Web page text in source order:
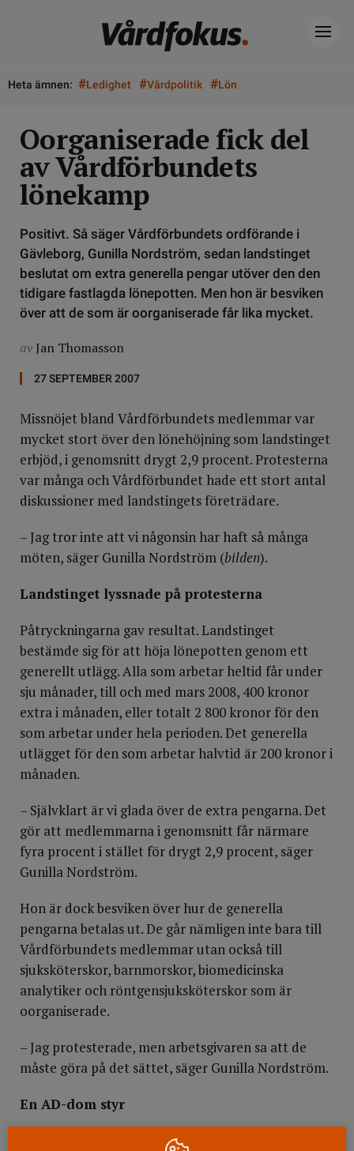
Heta ämnen: #Ledighet #Vårdpolitik #Lön
Oorganiserade fick del
av Vårdförbundets
lönekamp
Positivt. Så säger Vårdförbundets ordförande i
Gävleborg, Gunilla Nordström, sedan landstinget
beslutat om extra generella pengar utöver den den
tidigare fastlagda lönepotten. Men hon är besviken
över att de som är oorganiserade får lika mycket.
av Jan Thomasson
27 SEPTEMBER 2007
Missnöjet bland Vårdförbundets medlemmar var
mycket stort över den lönehöjning som landstinget
erbjöd, i genomsnitt drygt 2,9 procent. Protesterna
var många och Vårdförbundet hade ett stort antal
diskussioner med landstingets företrädare.
– Jag tror inte att vi någonsin har haft så många
möten, säger Gunilla Nordström (bilden).
Landstinget lyssnade på protesterna
Påtryckningarna gav resultat. Landstinget
bestämde sig för att höja lönepotten genom ett
generellt utlägg. Alla som arbetar heltid får under
sju månader, till och med mars 2008, 400 kronor
extra i månaden, eller totalt 2 800 kronor för den
som arbetar under hela perioden. Det generella
utlägget för den som arbetar halvtid är 200 kronor i
månaden.
– Självklart är vi glada över de extra pengarna. Det
gör att medlemmarna i genomsnitt får närmare
fyra procent i stället för drygt 2,9 procent, säger
Gunilla Nordström.
Hon är dock besviken över hur de generella
pengarna betalas ut. De går nämligen inte bara till
Vårdförbundets medlemmar utan också till
sjuksköterskor, barnmorskor, biomedicinska
analytiker och röntgensjuksköterskor som är
oorganiserade.
– Jag protesterade, men arbetsgivaren sa att de
måste göra på det sättet, säger Gunilla Nordström.
En AD-dom styr
Formellt sett har landstinget gjort rätt, säger